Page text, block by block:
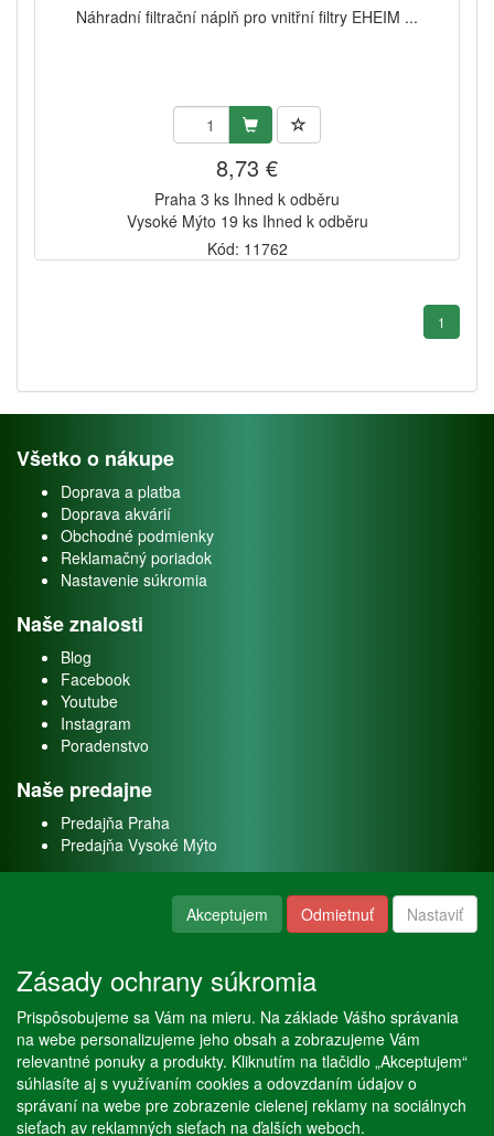
Náhradní filtrační náplň pro vnitřní filtry EHEIM ...
8,73 €
Praha 3 ks Ihned k odběru
Vysoké Mýto 19 ks Ihned k odběru
Kód: 11762
1
Všetko o nákupe
Doprava a platba
Doprava akvárií
Obchodné podmienky
Reklamačný poriadok
Nastavenie súkromia
Naše znalosti
Blog
Facebook
Youtube
Instagram
Poradenstvo
Naše predajne
Predajňa Praha
Predajňa Vysoké Mýto
Naše služby
Servis
Predaj akváriových rýb
Predaj akváriových rastlín
Akceptujem Odmietnuť Nastaviť
Zásady ochrany súkromia
Prispôsobujeme sa Vám na mieru. Na základe Vášho správania
na webe personalizujeme jeho obsah a zobrazujeme Vám
relevantné ponuky a produkty. Kliknutím na tlačidlo „Akceptujem“
súhlasíte aj s využívaním cookies a odovzdaním údajov o
správaní na webe pre zobrazenie cielenej reklamy na sociálnych
sieťach av reklamných sieťach na ďalších weboch.